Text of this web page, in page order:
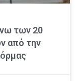
των 20
από την